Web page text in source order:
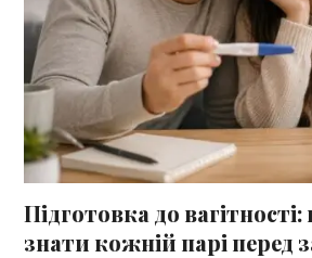
Підготовка до
знати кожній парі перед